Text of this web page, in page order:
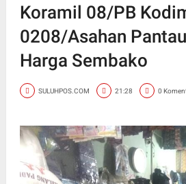
Koramil 08/PB
0208/Asahan
Harga Sembako
SULUHPOS.COM 21:28 0